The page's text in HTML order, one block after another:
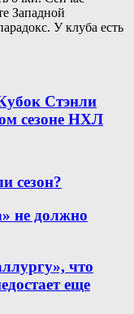
Западной
У клуба есть
Стэнли
сезоне НХЛ
сезон?
не должно
что
еще